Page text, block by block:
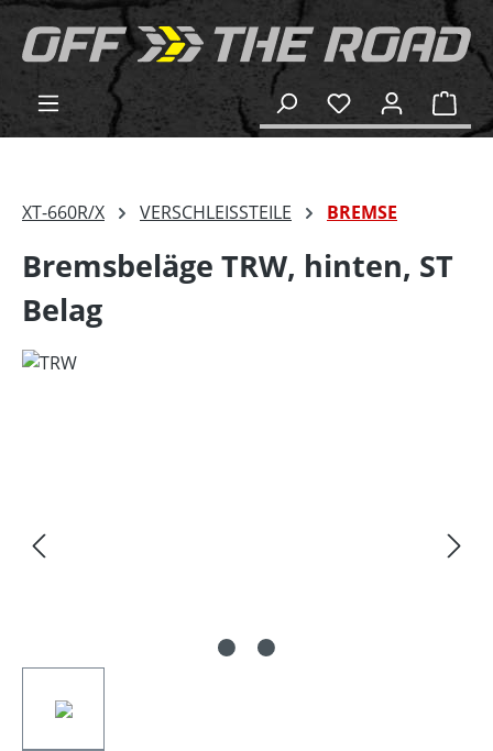
springen
XT-660R/X VERSCHLEISSTEILE BREMSE
Bremsbeläge TRW, hinten, ST
Belag